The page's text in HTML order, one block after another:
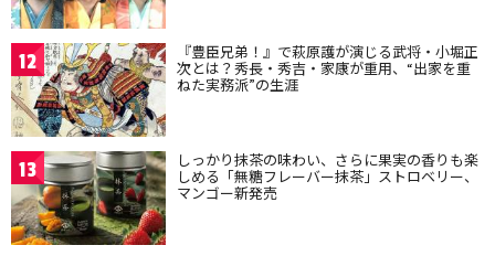
12 『豊臣兄弟！』で萩原護が演じる武将・小堀正
次とは？秀長・秀吉・家康が重用、“出家を重
ねた実務派”の生涯
13 しっかり抹茶の味わい、さらに果実の香りも楽
しめる「無糖フレーバー抹茶」ストロベリー、
マンゴー新発売